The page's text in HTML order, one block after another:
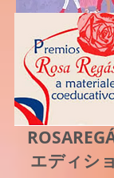
エディシ